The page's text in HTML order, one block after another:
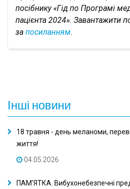
посібнику «Гід по Програмі
пацієнта 2024». Завантажити
за посиланням.
Інші новини
18 травня - день меланоми,
життя!
04.05.2026
ПАМ'ЯТКА. Вибухонебезпечні